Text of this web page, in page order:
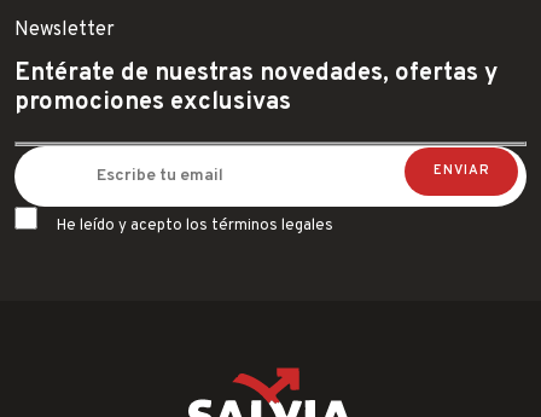
Newsletter
Entérate de nuestras novedades, ofertas y
promociones exclusivas
He leído y acepto los términos legales